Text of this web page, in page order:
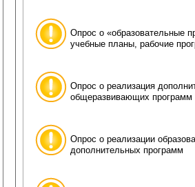
Опрос о «образовательные
учебные планы, рабочие
Опрос о реализация
общеразвивающих программ
Опрос о реализации
дополнительных программ